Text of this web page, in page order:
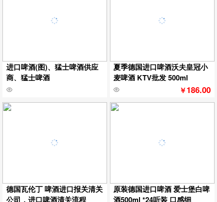
进口啤酒(图)、猛士啤酒供应
商、猛士啤酒
夏季德国进口啤酒沃夫皇冠小
麦啤酒 KTV批发 500ml
￥186.00
德国瓦伦丁 啤酒进口报关清关
公司，进口啤酒清关流程
原装德国进口啤酒 爱士堡白啤
酒500ml *24听装 口感细